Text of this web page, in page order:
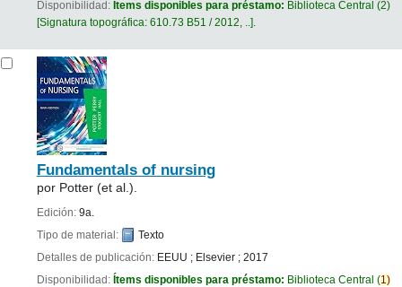
Disponibilidad: Ítems disponibles para préstamo: Biblioteca Central (2)
Signatura topográfica: 610.73 B51 / 2012, .. .
Fundamentals of nursing
por Potter (et al.).
Edición: 9a.
Tipo de material:
Texto
Detalles de publicación: EEUU ; Elsevier ; 2017
Disponibilidad: Ítems disponibles para préstamo: Biblioteca Central (1)